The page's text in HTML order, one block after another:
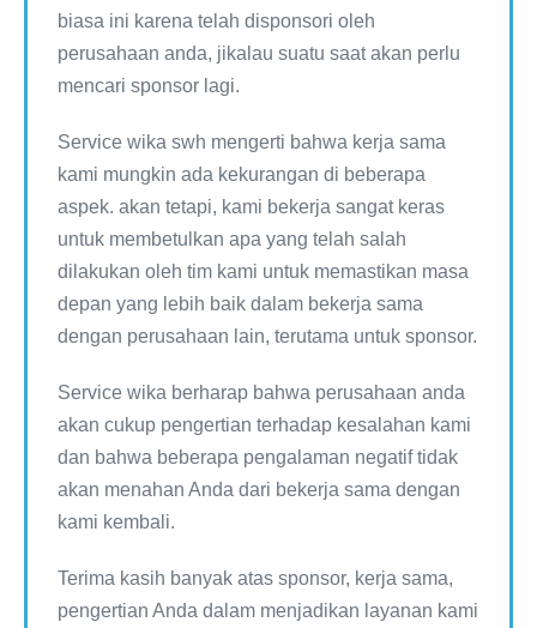
biasa ini karena telah disponsori oleh
perusahaan anda, jikalau suatu saat akan perlu
mencari sponsor lagi.
Service wika swh mengerti bahwa kerja sama
kami mungkin ada kekurangan di beberapa
aspek. akan tetapi, kami bekerja sangat keras
untuk membetulkan apa yang telah salah
dilakukan oleh tim kami untuk memastikan masa
depan yang lebih baik dalam bekerja sama
dengan perusahaan lain, terutama untuk sponsor.
Service wika berharap bahwa perusahaan anda
akan cukup pengertian terhadap kesalahan kami
dan bahwa beberapa pengalaman negatif tidak
akan menahan Anda dari bekerja sama dengan
kami kembali.
Terima kasih banyak atas sponsor, kerja sama,
pengertian Anda dalam menjadikan layanan kami